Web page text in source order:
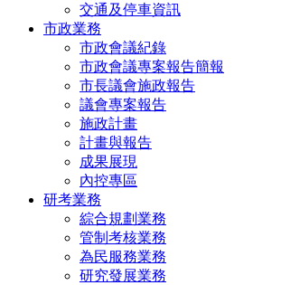
交通及停車資訊
市政業務
市政會議紀錄
市政會議專案報告簡報
市長議會施政報告
議會專案報告
施政計畫
計畫與報告
成果展現
內控專區
研考業務
綜合規劃業務
管制考核業務
為民服務業務
研究發展業務